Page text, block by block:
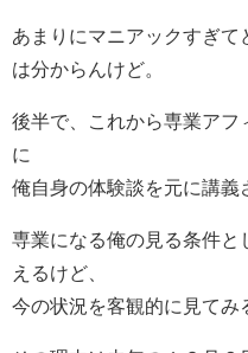
あまりにマニアックすぎて
は分からんけど。
後半で、これから専業アフ
に
俺自身の体験談を元に講義
専業になる俺の見る条件と
えるけど、
今の状況を客観的に見てみ